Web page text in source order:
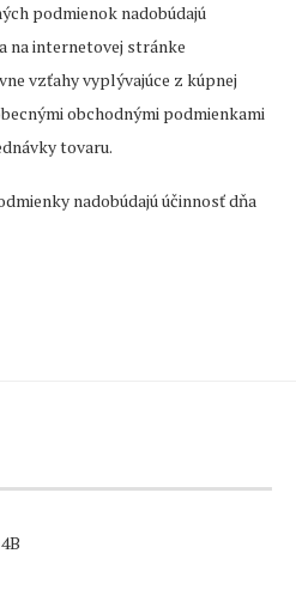
podmienok nadobúdajú
na internetovej stránke
vzťahy vyplývajúce z kúpnej
obchodnými podmienkami
tovaru.
nadobúdajú účinnosť dňa